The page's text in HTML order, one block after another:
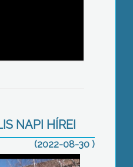
NAPI HÍREI
(2022-08-30 )